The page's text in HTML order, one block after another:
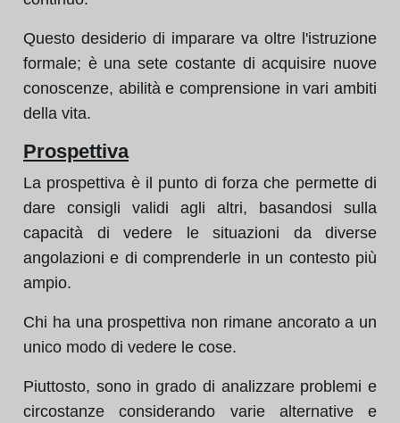
Questo desiderio di imparare va oltre l'istruzione
formale; è una sete costante di acquisire nuove
conoscenze, abilità e comprensione in vari ambiti
della vita.
Prospettiva
La prospettiva è il punto di forza che permette di
dare consigli validi agli altri, basandosi sulla
capacità di vedere le situazioni da diverse
angolazioni e di comprenderle in un contesto più
ampio.
Chi ha una prospettiva non rimane ancorato a un
unico modo di vedere le cose.
Piuttosto, sono in grado di analizzare problemi e
circostanze considerando varie alternative e